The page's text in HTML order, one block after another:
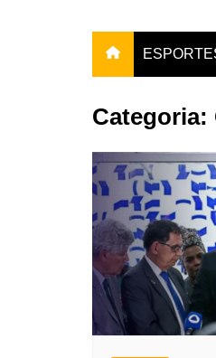
Categoria: